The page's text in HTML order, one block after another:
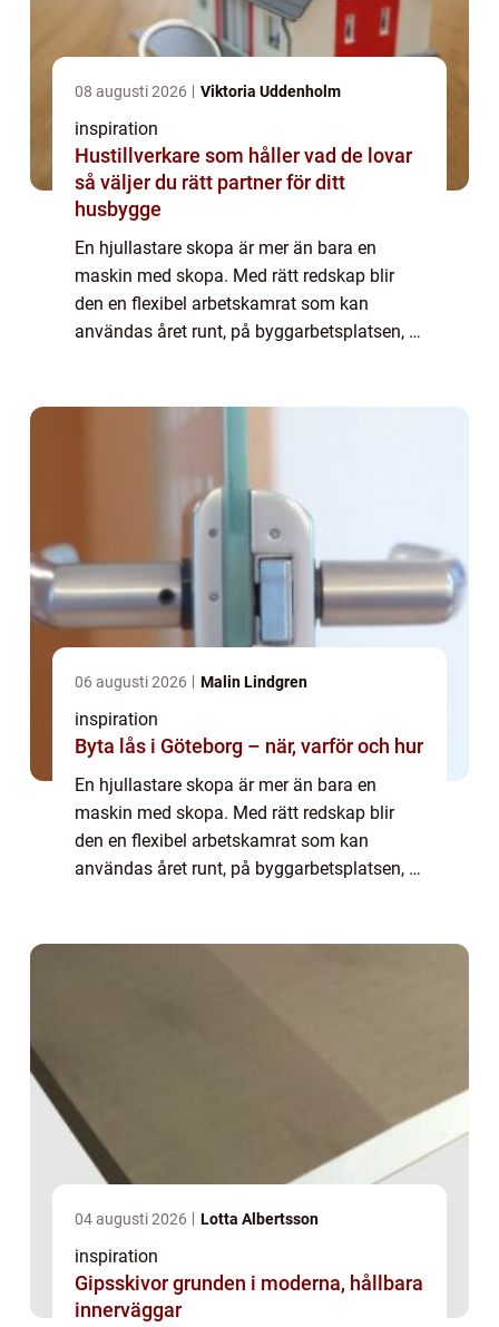
08 augusti 2026 Viktoria Uddenholm
inspiration
Hustillverkare som håller vad de lovar
så väljer du rätt partner för ditt
husbygge
En hjullastare skopa är mer än bara en
maskin med skopa. Med rätt redskap blir
den en flexibel arbetskamrat som kan
användas året runt, på byggarbetsplatsen, i
06 augusti 2026 Malin Lindgren
inspiration
Byta lås i Göteborg – när, varför och hur
En hjullastare skopa är mer än bara en
maskin med skopa. Med rätt redskap blir
den en flexibel arbetskamrat som kan
användas året runt, på byggarbetsplatsen, i
04 augusti 2026 Lotta Albertsson
inspiration
Gipsskivor grunden i moderna, hållbara
innerväggar